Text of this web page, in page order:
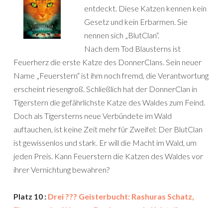
entdeckt. Diese Katzen kennen kein
Gesetz und kein Erbarmen. Sie
nennen sich „BlutClan“.
Nach dem Tod Blausterns ist
Feuerherz die erste Katze des DonnerClans. Sein neuer
Name „Feuerstern“ ist ihm noch fremd, die Verantwortung
erscheint riesengroß. Schließlich hat der DonnerClan in
Tigerstern die gefährlichste Katze des Waldes zum Feind.
Doch als Tigersterns neue Verbündete im Wald
auftauchen, ist keine Zeit mehr für Zweifel: Der BlutClan
ist gewissenlos und stark. Er will die Macht im Wald, um
jeden Preis. Kann Feuerstern die Katzen des Waldes vor
ihrer Vernichtung bewahren?
Platz 10 : Drei ??? Geisterbucht: Rashuras Schatz,